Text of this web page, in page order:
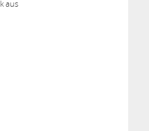
aus